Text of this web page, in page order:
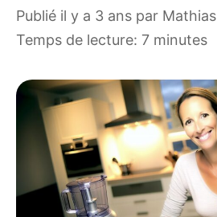
publié il y a 3 ans par Mathias
Temps de lecture: 7 minutes